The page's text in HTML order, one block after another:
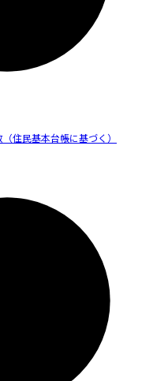
住民基本台帳に基づく）